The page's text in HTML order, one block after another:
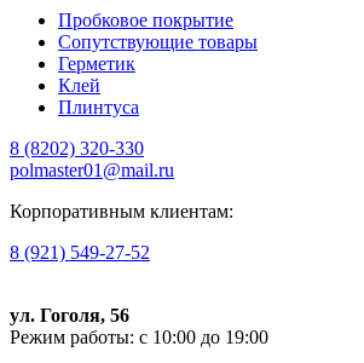
Пробковое покрытие
Сопутствующие товары
Герметик
Клей
Плинтуса
8 (8202) 320-330
polmaster01@mail.ru
Корпоративным клиентам:
8 (921) 549-27-52
ул. Гоголя, 56
Режим работы: с 10:00 до 19:00